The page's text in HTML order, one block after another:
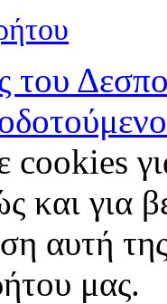
του
cookies
και για
αυτή
μας.